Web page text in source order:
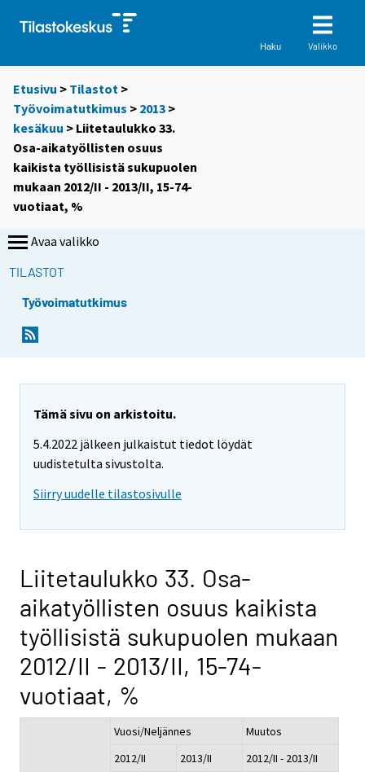
Haku Valikko
Etusivu > Tilastot >
Työvoimatutkimus > 2013 >
kesäkuu > Liitetaulukko 33.
Osa-aikatyöllisten osuus
kaikista työllisistä sukupuolen
mukaan 2012/II - 2013/II, 15-74-
vuotiaat, %
Avaa valikko
TILASTOT
Työvoimatutkimus
Tämä sivu on arkistoitu.
5.4.2022 jälkeen julkaistut tiedot löydät
uudistetulta sivustolta.
Siirry uudelle tilastosivulle
Liitetaulukko 33. Osa-
aikatyöllisten osuus kaikista
työllisistä sukupuolen mukaan
2012/II - 2013/II, 15-74-
vuotiaat, %
Vuosi/Neljännes
Muutos
2012/II
2013/II
2012/II - 2013/II